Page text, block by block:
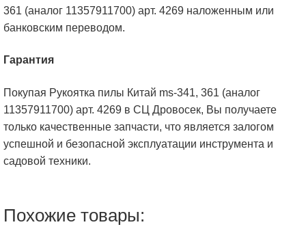
361 (аналог 11357911700) арт. 4269 наложенным или
банковским переводом.
Гарантия
Покупая Рукоятка пилы Китай ms-341, 361 (аналог
11357911700) арт. 4269 в СЦ Дровосек, Вы получаете
только качественные запчасти, что является залогом
успешной и безопасной эксплуатации инструмента и
садовой техники.
Похожие товары: